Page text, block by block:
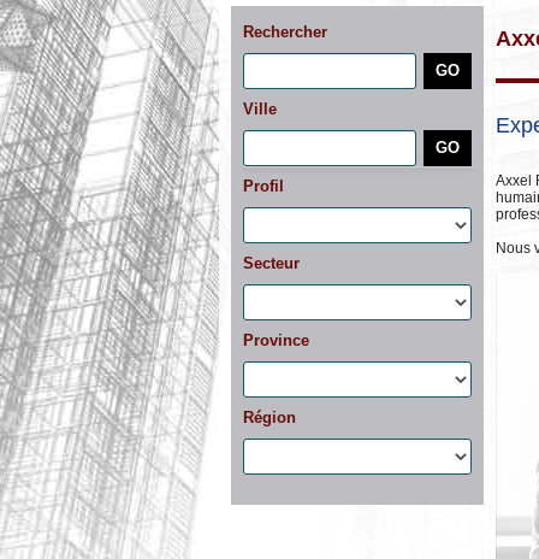
Rechercher
Ville
Profil
Secteur
Province
Région
Axxel
Nous